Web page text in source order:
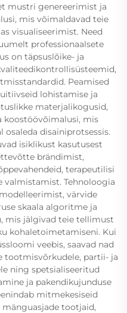
mustri genereerimist ja
mis võimaldavad teie
visualiseerimist. Need
professionaalsete
on täpsuslõike- ja
Peamised
lohistamise ja
materjalikogusid,
koostöövõimalusi, mis
disainiprotsessis.
isiklikust kasutusest
brändimist,
terapeutilisi
valmistamist. Tehnoloogia
värvide
skaala algoritme ja
mis jälgivad teie tellimust
kohaletoimetamiseni. Kui
veebis, saavad nad
tootmisvõrkudele, partii- ja
ning spetsialiseeritud
ja pakendikujunduse
mitmekesiseid
tootjaid,